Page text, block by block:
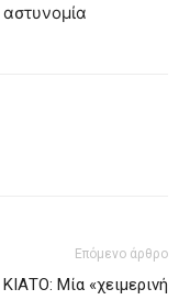
Επόμενο άρθρο
ΚΙΑΤΟ: Μία «χειμερινή